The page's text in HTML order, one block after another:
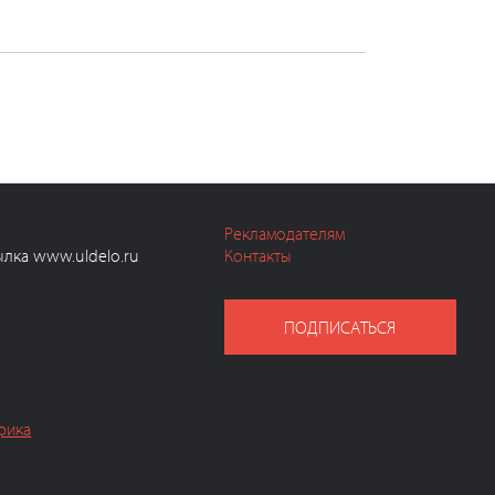
www.uldelo.ru
Рекламодателям
Контакты
ПОДПИСАТЬСЯ